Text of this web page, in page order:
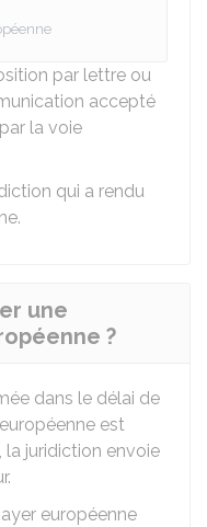
par lettre ou
accepté
la voie
qui a rendu
une
?
dans le délai de
est
la juridiction envoie
européenne